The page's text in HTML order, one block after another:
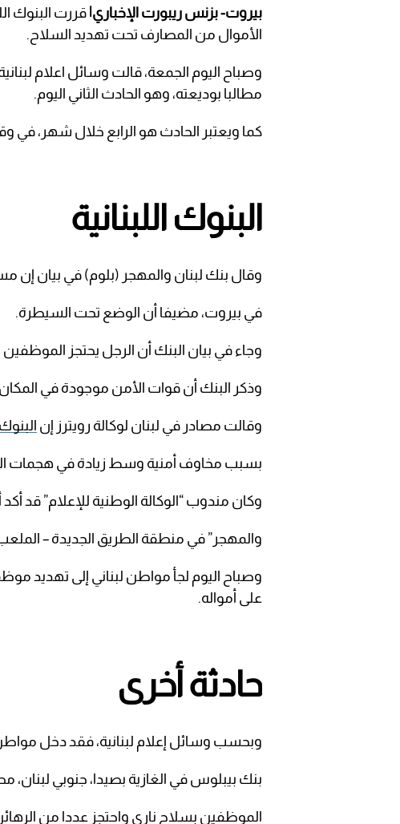
بيروت- بزنس ريبورت الإخباري|
الأموال من المصارف تحت تهديد السلاح.
وصباح اليوم الجمعة، قالت وسائل اعلام
مطالبا بوديعته، وهو الحادث الثاني اليوم.
كما ويعتبر الحادث هو الرابع خلال شهر، في
البنوك اللبنانية
وقال بنك لبنان والمهجر (بلوم) في بيان إن
في بيروت، مضيفا أن الوضع تحت السيطرة.
وجاء في بيان البنك أن الرجل يحتجز الموظفين
وذكر البنك أن قوات الأمن موجودة في
وقالت مصادر في لبنان لوكالة رويترز إن البنوك
بسبب مخاوف أمنية وسط زيادة في هجمات
وكان مندوب “الوكالة الوطنية للإعلام” قد
والمهجر” في منطقة الطريق الجديدة – الملعب
وصباح اليوم لجأ مواطن لبناني إلى تهديد
على أمواله.
حادثة أخرى
وبحسب وسائل إعلام لبنانية، فقد دخل
بنك بيبلوس في الغازية بصيدا، جنوبي لبنان،
الموظفين بسلاح ناري واحتجز عددا من